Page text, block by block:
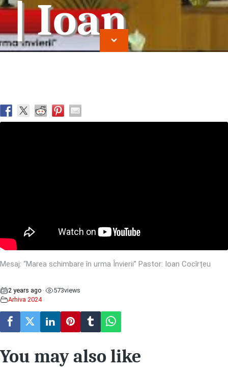
| Ioan
Mesaj: “Marea schimbare în urma Învierii” Pastor: Ioan Cocîrțeu
2 years ago • 573views
Arhiva 2024
You may also like